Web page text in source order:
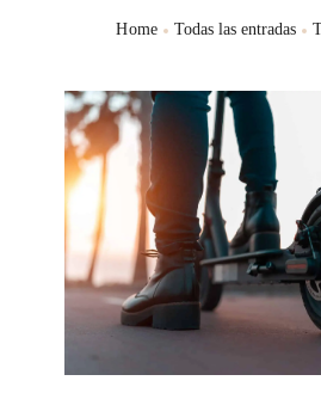
Home Todas las entradas